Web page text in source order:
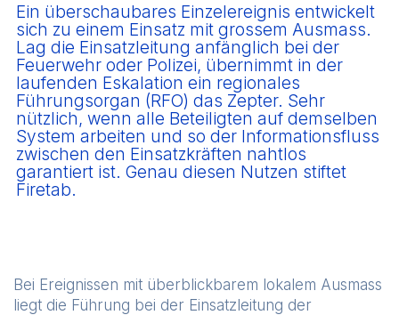
Ein überschaubares Einzelereignis entwickelt
sich zu einem Einsatz mit grossem Ausmass.
Lag die Einsatzleitung anfänglich bei der
Feuerwehr oder Polizei, übernimmt in der
laufenden Eskalation ein regionales
Führungsorgan (RFO) das Zepter. Sehr
nützlich, wenn alle Beteiligten auf demselben
System arbeiten und so der Informationsfluss
zwischen den Einsatzkräften nahtlos
garantiert ist. Genau diesen Nutzen stiftet
Firetab.
Bei Ereignissen mit überblickbarem lokalem Ausmass
liegt die Führung bei der Einsatzleitung der